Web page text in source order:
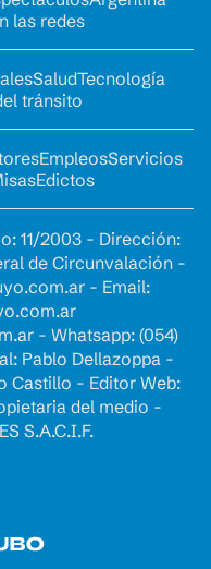
las redes
SaludTecnología
tránsito
EmpleosServicios
Edictos
11/2003 - Dirección:
de Circunvalación -
- Email:
- Whatsapp: (054)
Pablo Dellazoppa -
Castillo - Editor Web:
del medio -
S.A.C.I.F.